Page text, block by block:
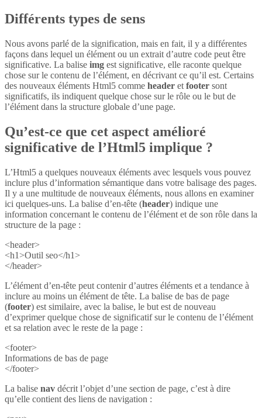
Différents types de sens
Nous avons parlé de la signification, mais en fait, il y a différentes
façons dans lequel un élément ou un extrait d’autre code peut être
significative. La balise img est significative, elle raconte quelque
chose sur le contenu de l’élément, en décrivant ce qu’il est. Certains
des nouveaux éléments Html5 comme header et footer sont
significatifs, ils indiquent quelque chose sur le rôle ou le but de
l’élément dans la structure globale d’une page.
Qu’est-ce que cet aspect amélioré
significative de l’Html5 implique ?
L’Html5 a quelques nouveaux éléments avec lesquels vous pouvez
inclure plus d’information sémantique dans votre balisage des pages.
Il y a une multitude de nouveaux éléments, nous allons en examiner
ici quelques-uns. La balise d’en-tête (header) indique une
information concernant le contenu de l’élément et de son rôle dans la
structure de la page :
<header>
<h1>Outil seo</h1>
</header>
L’élément d’en-tête peut contenir d’autres éléments et a tendance à
inclure au moins un élément de tête. La balise de bas de page
(footer) est similaire, avec la balise, le but est de nouveau
d’exprimer quelque chose de significatif sur le contenu de l’élément
et sa relation avec le reste de la page :
<footer>
Informations de bas de page
</footer>
La balise nav décrit l’objet d’une section de page, c’est à dire
qu’elle contient des liens de navigation :